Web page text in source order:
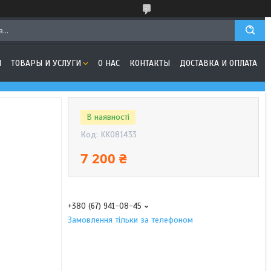
ТОВАРЫ И УСЛУГИ О НАС КОНТАКТЫ ДОСТАВКА И ОПЛАТА
В наявності
Код: KK081433
7 200 ₴
+380 (67) 941-08-45
Замовлення тільки за телефоном